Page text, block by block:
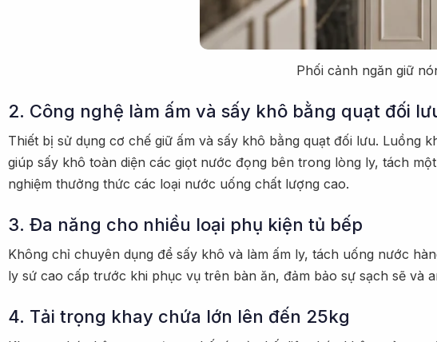
Phối cảnh ngăn giữ
2. Công nghệ làm ấm và sấy khô bằng quạt đối
Thiết bị sử dụng cơ chế giữ ấm và sấy khô bằng quạt đối lưu. Luồng
giúp sấy khô toàn diện các giọt nước đọng bên trong lòng ly, tách
nghiệm thưởng thức các loại nước uống chất lượng cao.
3. Đa năng cho nhiều loại phụ kiện tủ bếp
Không chỉ chuyên dụng để sấy khô và làm ấm ly, tách uống nước
ly sứ cao cấp trước khi phục vụ trên bàn ăn, đảm bảo sự sạch sẽ và
4. Tải trọng khay chứa lớn lên đến 25kg